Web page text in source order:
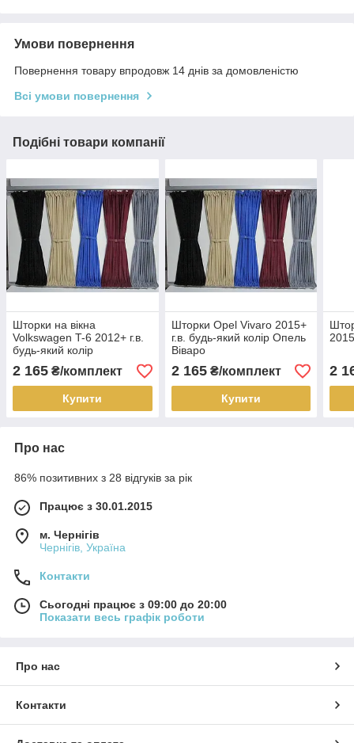
Умови повернення
Повернення товару впродовж 14 днів за домовленістю
Всі умови повернення
Подібні товари компанії
Шторки на вікна
Volkswagen T-6 2012+ г.в.
будь-який колір
2 165 ₴/комплект
Купити
Шторки Opel Vivaro 2015+
г.в. будь-який колір Опель
Віваро
2 165₴/комплект
Купити
2
Про нас
86% позитивних з 28 відгуків за рік
Працює з 30.01.2015
м. Чернігів
Чернігів, Україна
Контакти
Сьогодні працює з 09:00 до 20:00
Показати весь графік роботи
Про нас
Контакти